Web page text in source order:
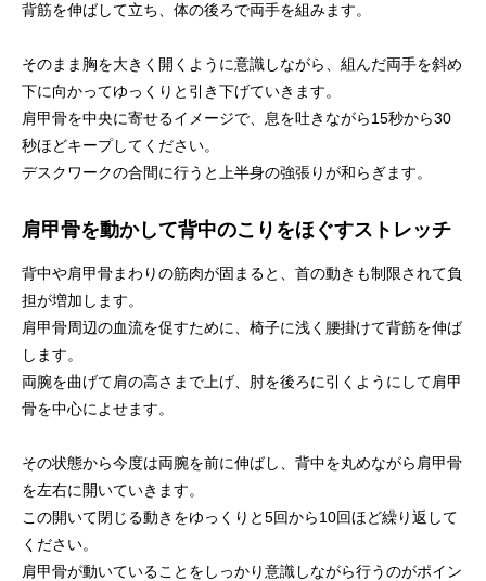
背筋を伸ばして立ち、体の後ろで両手を組みます。
そのまま胸を大きく開くように意識しながら、組んだ両手を斜め
下に向かってゆっくりと引き下げていきます。
肩甲骨を中央に寄せるイメージで、息を吐きながら15秒から30
秒ほどキープしてください。
デスクワークの合間に行うと上半身の強張りが和らぎます。
肩甲骨を動かして背中のこりをほぐすストレッチ
背中や肩甲骨まわりの筋肉が固まると、首の動きも制限されて負
担が増加します。
肩甲骨周辺の血流を促すために、椅子に浅く腰掛けて背筋を伸ば
します。
両腕を曲げて肩の高さまで上げ、肘を後ろに引くようにして肩甲
骨を中心によせます。
その状態から今度は両腕を前に伸ばし、背中を丸めながら肩甲骨
を左右に開いていきます。
この開いて閉じる動きをゆっくりと5回から10回ほど繰り返して
ください。
肩甲骨が動いていることをしっかり意識しながら行うのがポイン